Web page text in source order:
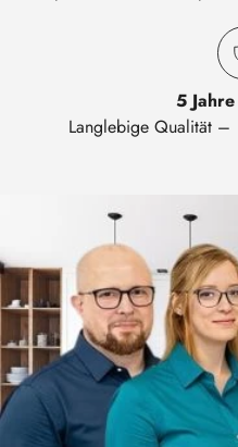
5
Langlebige Qualität